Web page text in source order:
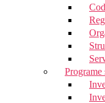
Programe